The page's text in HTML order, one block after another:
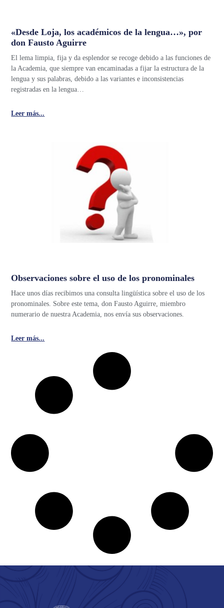
«Desde Loja, los académicos de la lengua…», por
don Fausto Aguirre
El lema limpia, fija y da esplendor se recoge debido a las funciones de
la Academia, que siempre van encaminadas a fijar la estructura de la
lengua y sus palabras, debido a las variantes e inconsistencias
registradas en la lengua…
Leer más...
Observaciones sobre el uso de los pronominales
Hace unos días recibimos una consulta lingüística sobre el uso de los
pronominales. Sobre este tema, don Fausto Aguirre, miembro
numerario de nuestra Academia, nos envía sus observaciones.
Leer más...